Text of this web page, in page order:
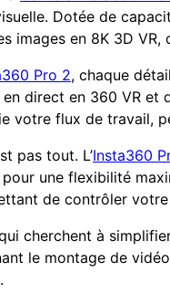
Dotée de
images en 8K 3D
Pro 2, chaque
direct en 360 VR et
votre flux de travail,
pas tout. L’Insta360
une flexibilité
de contrôler
cherchent à
le montage de